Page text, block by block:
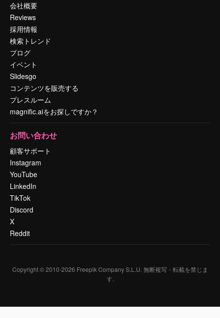
会社概要
Reviews
採用情報
検索トレンド
ブログ
イベント
Slidesgo
コンテンツを販売する
プレスルーム
magnific.aiをお探しですか？
お問い合わせ
顧客サポート
Instagram
YouTube
LinkedIn
TikTok
Discord
X
Reddit
Copyright © 2010-2026 Freepik Company S.L.U. 無断複写・転載を禁じま
す.